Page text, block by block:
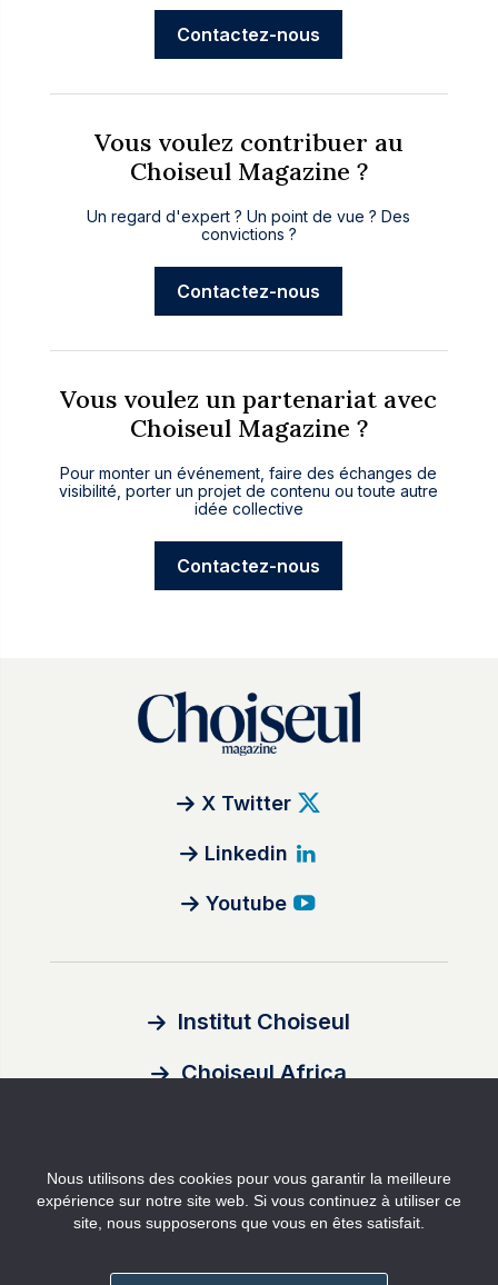
Contactez-nous
Vous voulez contribuer au
Choiseul Magazine ?
Un regard d'expert ? Un point de vue ? Des
convictions ?
Contactez-nous
Vous voulez un partenariat avec
Choiseul Magazine ?
Pour monter un événement, faire des échanges de
visibilité, porter un projet de contenu ou toute autre
idée collective
Contactez-nous
X Twitter
Linkedin
Youtube
Institut Choiseul
Choiseul Africa
Auteurs
Nous utilisons des cookies pour vous garantir la meilleure
expérience sur notre site web. Si vous continuez à utiliser ce
site, nous supposerons que vous en êtes satisfait.